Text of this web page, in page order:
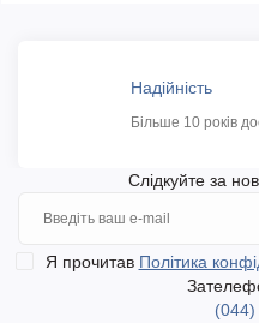
Надійність
Більше 10 років
Слідкуйте за
Я прочитав Політика